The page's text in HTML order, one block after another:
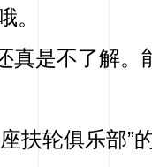
。
真是不了解。
扶轮俱乐部”